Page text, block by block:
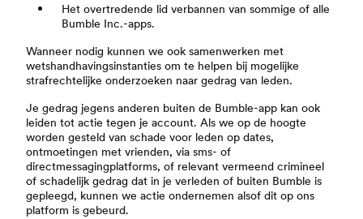
Het overtredende lid verbannen van sommige of alle
Bumble Inc.-apps.
Wanneer nodig kunnen we ook samenwerken met
wetshandhavingsinstanties om te helpen bij mogelijke
strafrechtelijke onderzoeken naar gedrag van leden.
Je gedrag jegens anderen buiten de Bumble-app kan ook
leiden tot actie tegen je account. Als we op de hoogte
worden gesteld van schade voor leden op dates,
ontmoetingen met vrienden, via sms- of
directmessagingplatforms, of relevant vermeend crimineel
of schadelijk gedrag dat in je verleden of buiten Bumble is
gepleegd, kunnen we actie ondernemen alsof dit op ons
platform is gebeurd.